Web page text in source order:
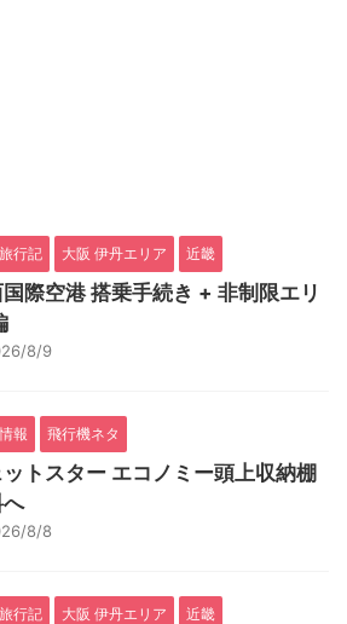
行記 大阪 伊丹エリア 近畿
国際空港 搭乗手続き + 非制限エリ
8/9
報 飛行機ネタ
トスター エコノミー頭上収納棚
8/8
行記 大阪 伊丹エリア 近畿